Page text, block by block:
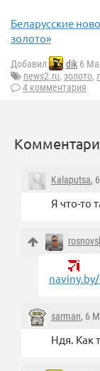
Беларусские
золото»
Добавил dik 6
news2.ru, золото,
4 комментария
Kalaputsa,
Я что-то
sarman, 6
Ндя. Как